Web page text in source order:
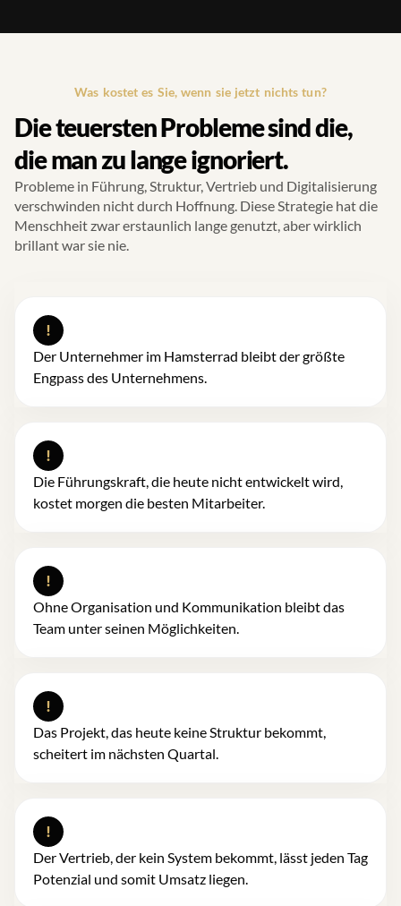
Was kostet es Sie, wenn sie jetzt nichts tun?
Die teuersten Probleme sind die,
die man zu lange ignoriert.
Probleme in Führung, Struktur, Vertrieb und Digitalisierung
verschwinden nicht durch Hoffnung. Diese Strategie hat die
Menschheit zwar erstaunlich lange genutzt, aber wirklich
brillant war sie nie.
!
Der Unternehmer im Hamsterrad bleibt der größte
Engpass des Unternehmens.
!
Die Führungskraft, die heute nicht entwickelt wird,
kostet morgen die besten Mitarbeiter.
!
Ohne Organisation und Kommunikation bleibt das
Team unter seinen Möglichkeiten.
!
Das Projekt, das heute keine Struktur bekommt,
scheitert im nächsten Quartal.
!
Der Vertrieb, der kein System bekommt, lässt jeden Tag
Potenzial und somit Umsatz liegen.